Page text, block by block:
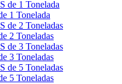
1 Tonelada
2 Toneladas
3 Toneladas
5 Toneladas